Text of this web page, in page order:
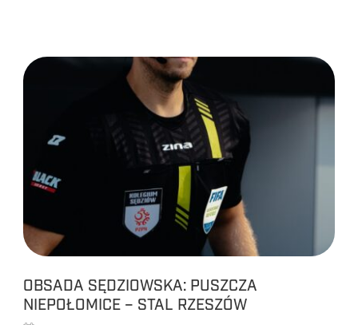
OBSADA SĘDZIOWSKA: PUSZCZA
NIEPOŁOMICE – STAL RZESZÓW